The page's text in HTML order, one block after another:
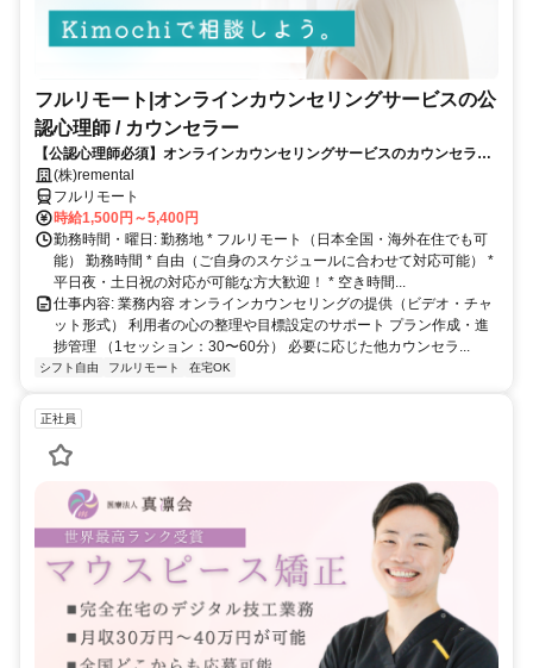
フルリモート|オンラインカウンセリングサービスの公
認心理師 / カウンセラー
【公認心理師必須】オンラインカウンセリングサービスのカウンセラー
募集｜30-50代女性活躍中
(株)remental
フルリモート
時給1,500円～5,400円
勤務時間・曜日: 勤務地 * フルリモート（日本全国・海外在住でも可
能） 勤務時間 * 自由（ご自身のスケジュールに合わせて対応可能） *
平日夜・土日祝の対応が可能な方大歓迎！ * 空き時間...
仕事内容: 業務内容 オンラインカウンセリングの提供（ビデオ・チャ
ット形式） 利用者の心の整理や目標設定のサポート プラン作成・進
捗管理 （1セッション：30〜60分） 必要に応じた他カウンセラ...
シフト自由 フルリモート 在宅OK
正社員